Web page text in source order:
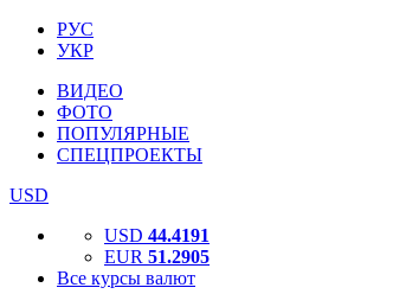
РУС
УКР
ВИДЕО
ФОТО
ПОПУЛЯРНЫЕ
СПЕЦПРОЕКТЫ
USD
USD 44.4191
EUR 51.2905
Все курсы валют